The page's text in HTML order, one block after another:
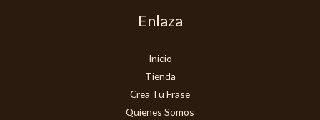
Enlaza
Inicio
Tienda
Crea Tu Frase
Quienes Somos